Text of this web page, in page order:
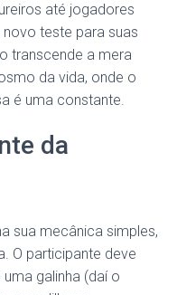
até jogadores
teste para suas
transcende a mera
da vida, onde o
é uma constante.
da
sua mecânica simples,
O participante deve
galinha (daí o